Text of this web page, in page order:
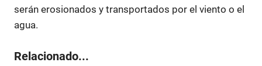
serán erosionados y transportados por el viento o el
agua.
Relacionado...